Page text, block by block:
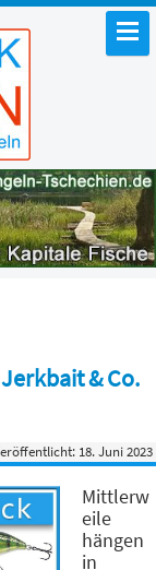
& Co.
18. Juni 2023
Mittlerw
eile
hängen
in